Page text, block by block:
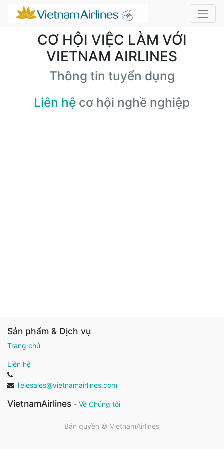
CƠ HỘI VIỆC LÀM VỚI
VIETNAM AIRLINES
Thông tin tuyển dụng
Liên hệ cơ hội nghề nghiệp
Sản phẩm & Dịch vụ
Trang chủ
Liên hệ
Telesales@vietnamairlines.com
VietnamAirlines - Về Chúng tôi
Bản quyền © VietnamAirlines